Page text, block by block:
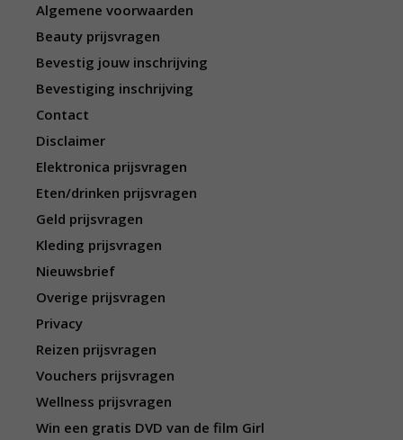
Algemene voorwaarden
Beauty prijsvragen
Bevestig jouw inschrijving
Bevestiging inschrijving
Contact
Disclaimer
Elektronica prijsvragen
Eten/drinken prijsvragen
Geld prijsvragen
Kleding prijsvragen
Nieuwsbrief
Overige prijsvragen
Privacy
Reizen prijsvragen
Vouchers prijsvragen
Wellness prijsvragen
Win een gratis DVD van de film Girl